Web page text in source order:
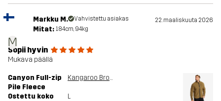
M
Markku M. Vahvistettu asiakas 22. maaliskuuta 2026
Mitat: 184cm, 94kg
Sopii hyvin
Mukava päällä
Canyon Full-zip
Pile Fleece
Kangaroo Brown
Ostettu koko L